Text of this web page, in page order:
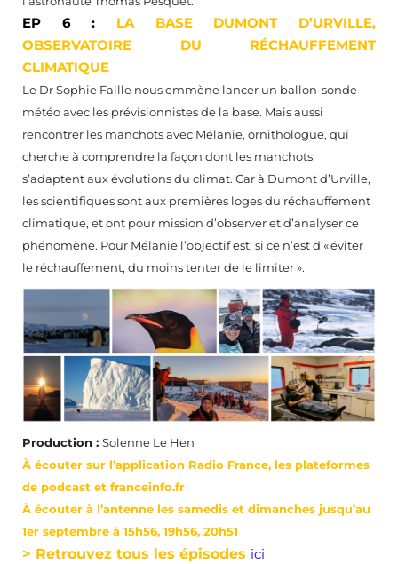
EP 6 : LA BASE DUMONT D’URVILLE,
OBSERVATOIRE DU RÉCHAUFFEMENT
CLIMATIQUE
Le Dr Sophie Faille nous emmène lancer un ballon-sonde
météo avec les prévisionnistes de la base. Mais aussi
rencontrer les manchots avec Mélanie, ornithologue, qui
cherche à comprendre la façon dont les manchots
s’adaptent aux évolutions du climat. Car à Dumont d’Urville,
les scientifiques sont aux premières loges du réchauffement
climatique, et ont pour mission d’observer et d’analyser ce
phénomène. Pour Mélanie l’objectif est, si ce n’est d’« éviter
le réchauffement, du moins tenter de le limiter ».
Production : Solenne Le Hen
À écouter sur l’application Radio France, les plateformes
de podcast et franceinfo.fr
À écouter à l’antenne les samedis et dimanches jusqu’au
1er septembre à 15h56, 19h56, 20h51
> Retrouvez tous les épisodes ici